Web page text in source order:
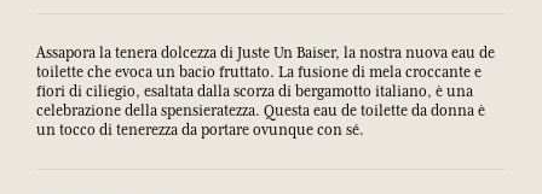
Assapora la tenera dolcezza di Juste Un Baiser, la nostra nuova eau de
toilette che evoca un bacio fruttato. La fusione di mela croccante e
fiori di ciliegio, esaltata dalla scorza di bergamotto italiano, è una
celebrazione della spensieratezza. Questa eau de toilette da donna è
un tocco di tenerezza da portare ovunque con sé.